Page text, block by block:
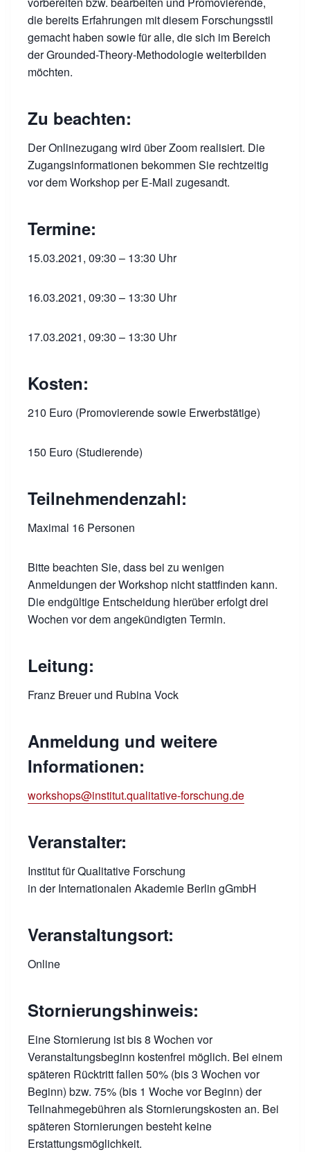
die bereits Erfahrungen mit diesem Forschungsstil
gemacht haben sowie für alle, die sich im Bereich
der Grounded-Theory-Methodologie weiterbilden
möchten.
Zu beachten:
Der Onlinezugang wird über Zoom realisiert. Die
Zugangsinformationen bekommen Sie rechtzeitig
vor dem Workshop per E-Mail zugesandt.
Termine:
15.03.2021, 09:30 – 13:30 Uhr
16.03.2021, 09:30 – 13:30 Uhr
17.03.2021, 09:30 – 13:30 Uhr
Kosten:
210 Euro (Promovierende sowie Erwerbstätige)
150 Euro (Studierende)
Teilnehmendenzahl:
Maximal 16 Personen
Bitte beachten Sie, dass bei zu wenigen
Anmeldungen der Workshop nicht stattfinden kann.
Die endgültige Entscheidung hierüber erfolgt drei
Wochen vor dem angekündigten Termin.
Leitung:
Franz Breuer und Rubina Vock
Anmeldung und weitere
Informationen:
workshops@institut.qualitative-forschung.de
Veranstalter:
Institut für Qualitative Forschung
in der Internationalen Akademie Berlin gGmbH
Veranstaltungsort:
Online
Stornierungshinweis:
Eine Stornierung ist bis 8 Wochen vor
Veranstaltungsbeginn kostenfrei möglich. Bei einem
späteren Rücktritt fallen 50% (bis 3 Wochen vor
Beginn) bzw. 75% (bis 1 Woche vor Beginn) der
Teilnahmegebühren als Stornierungskosten an. Bei
späteren Stornierungen besteht keine
Erstattungsmöglichkeit.